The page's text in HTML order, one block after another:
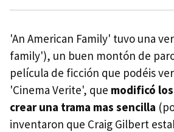
'An American Family' tuvo una
family'), un buen montón de
película de ficción que podéis
'Cinema Verite', que modificó
crear una trama mas sencilla
inventaron que Craig Gilbert